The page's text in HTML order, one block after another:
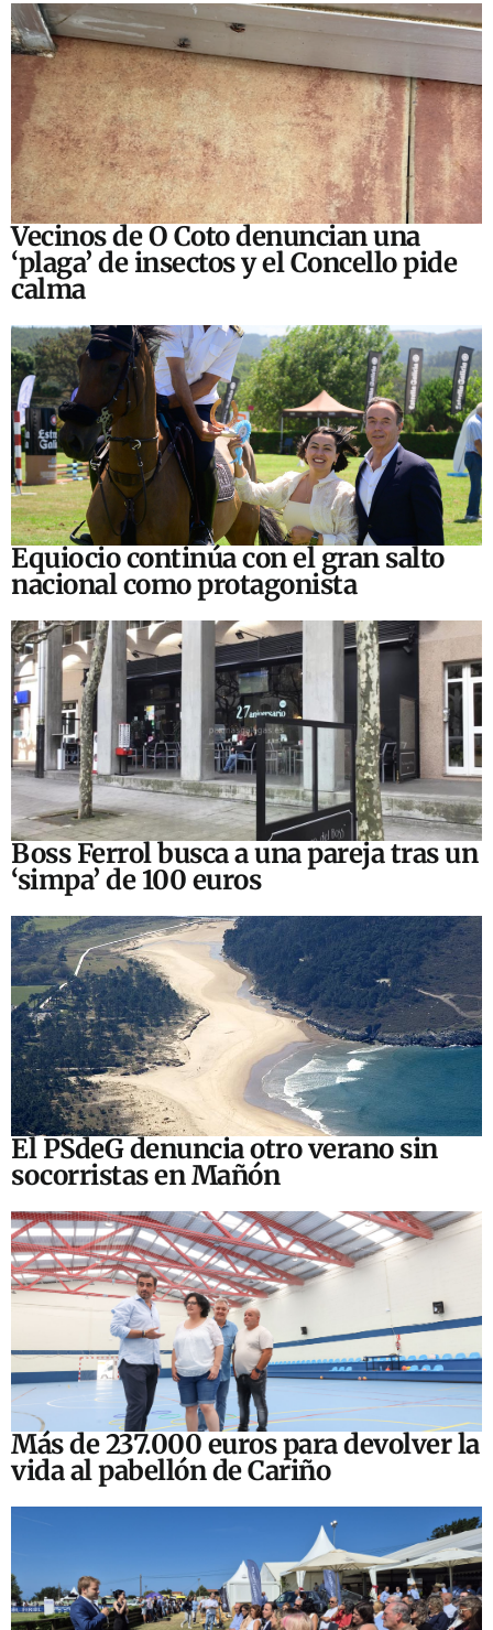
Vecinos de O Coto denuncian una
‘plaga’ de insectos y el Concello pide
calma
Equiocio continúa con el gran salto
nacional como protagonista
Boss Ferrol busca a una pareja tras un
‘simpa’ de 100 euros
El PSdeG denuncia otro verano sin
socorristas en Mañón
Más de 237.000 euros para devolver la
vida al pabellón de Cariño